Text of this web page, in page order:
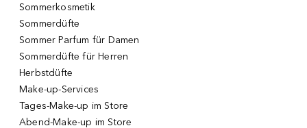
Sommerkosmetik
Sommerdüfte
Sommer Parfum für Damen
Sommerdüfte für Herren
Herbstdüfte
Make-up-Services
Tages-Make-up im Store
Abend-Make-up im Store